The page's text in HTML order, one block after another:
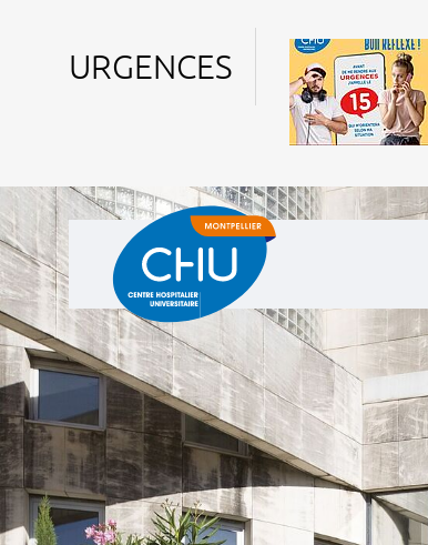
URGENCES